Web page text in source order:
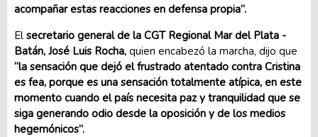
acompañar estas reacciones en defensa propia”.
El secretario general de la CGT Regional Mar del Plata -
Batán, José Luis Rocha, quien encabezó la marcha, dijo que
“la sensación que dejó el frustrado atentado contra Cristina
es fea, porque es una sensación totalmente atípica, en este
momento cuando el país necesita paz y tranquilidad que se
siga generando odio desde la oposición y de los medios
hegemónicos”.